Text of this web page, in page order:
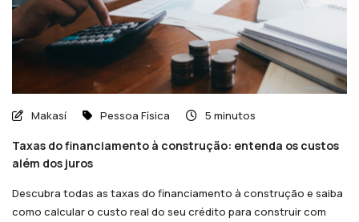
Makasí Pessoa Física 5 minutos
Taxas do financiamento à construção: entenda os custos
além dos juros
Descubra todas as taxas do financiamento à construção e saiba
como calcular o custo real do seu crédito para construir com